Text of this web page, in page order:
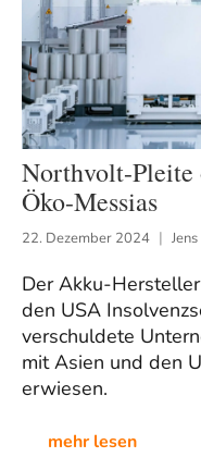
Northvolt-Pleite
Öko-Messias
22. Dezember 2024
Der Akku-
den USA
verschuldete
mit Asien und den
erwiesen.
mehr lesen